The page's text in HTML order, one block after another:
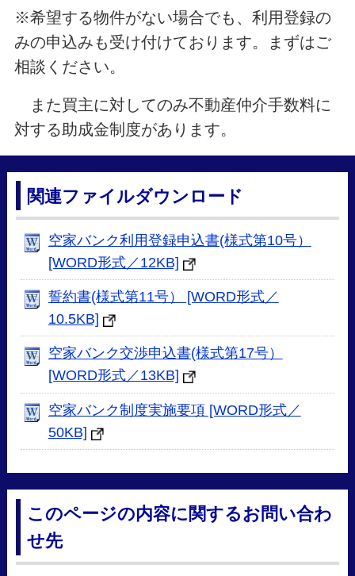
※希望する物件がない場合でも、利用登録の
みの申込みも受け付けております。まずはご
相談ください。
また買主に対してのみ不動産仲介手数料に
対する助成金制度があります。
関連ファイルダウンロード
空家バンク利用登録申込書(様式第10号）
[WORD形式／12KB]
誓約書(様式第11号） [WORD形式／
10.5KB]
空家バンク交渉申込書(様式第17号）
[WORD形式／13KB]
空家バンク制度実施要項 [WORD形式／
50KB]
このページの内容に関するお問い合わ
せ先